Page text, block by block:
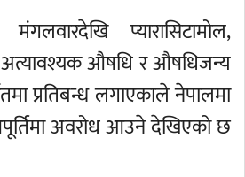
प्यारासिटामोल,
अत्यावश्यक औषधि र औषधिजन्य
प्रतिबन्ध लगाएकाले नेपालमा
अवरोध आउने देखिएको छ